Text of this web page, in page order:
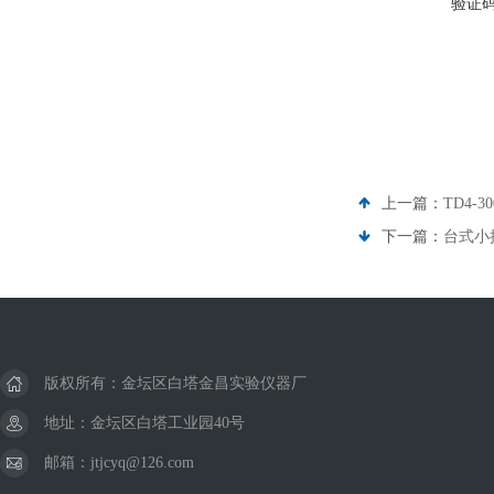
验证
上一篇： TD4-
下一篇： 台式小
版权所有：金坛区白塔金昌实验仪器厂
地址：金坛区白塔工业园40号
邮箱：jtjcyq@126.com